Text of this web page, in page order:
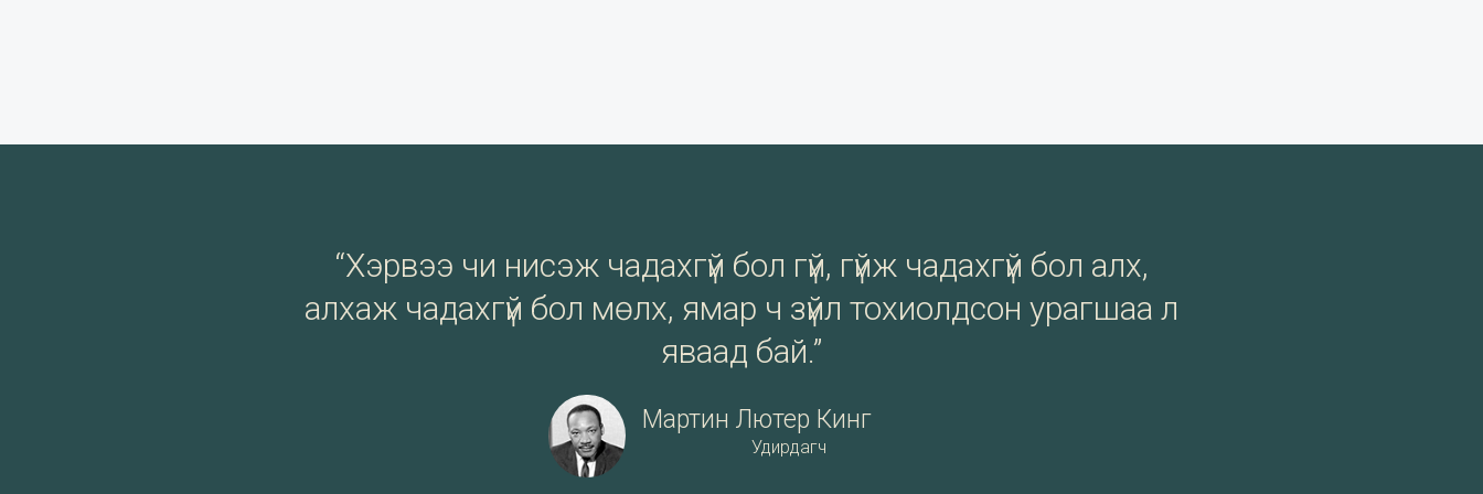
“Хэрвээ чи нисэж чадахгүй бол гүй, гүйж чадахгүй бол алх,
алхаж чадахгүй бол мөлх, ямар ч зүйл тохиолдсон урагшаа л
яваад бай.”
Мартин Лютер Кинг
Удирдагч